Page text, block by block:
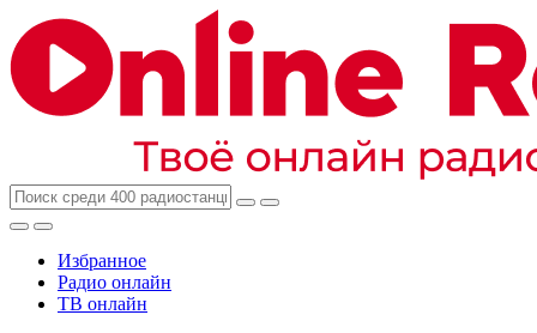
Избранное
Радио онлайн
ТВ онлайн